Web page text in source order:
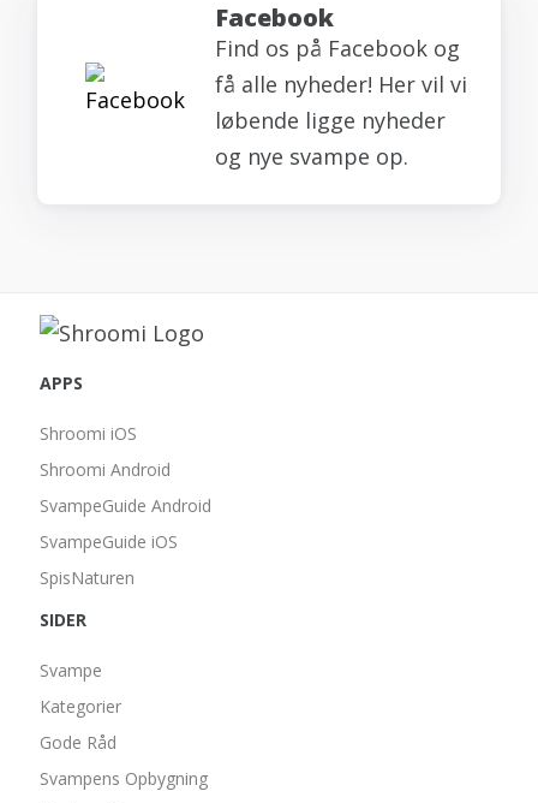
Facebook
Find os på Facebook og
få alle nyheder! Her vil vi
løbende ligge nyheder
og nye svampe op.
APPS
Shroomi iOS
Shroomi Android
SvampeGuide Android
SvampeGuide iOS
SpisNaturen
SIDER
Svampe
Kategorier
Gode Råd
Svampens Opbygning